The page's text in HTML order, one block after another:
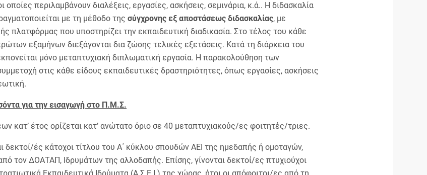
οποίες περιλαμβάνουν διαλέξεις, εργασίες, ασκήσεις, σεμινάρια, κ.ά.. Η διδασκαλία
με τη μέθοδο της σύγχρονης εξ αποστάσεως διδασκαλίας, με
πλατφόρμας που υποστηρίζει την εκπαιδευτική διαδικασία. Στο τέλος του κάθε
εξαμήνων διεξάγονται δια ζώσης τελικές εξετάσεις. Κατά τη διάρκεια του
μόνο μεταπτυχιακή διπλωματική εργασία. Η παρακολούθηση των
στις κάθε είδους εκπαιδευτικές δραστηριότητες, όπως εργασίες, ασκήσεις
για την εισαγωγή στο Π.Μ.Σ.
κατ’ έτος ορίζεται κατ’ ανώτατο όριο σε 40 μεταπτυχιακούς/ες φοιτητές/τριες.
δεκτοί/ές κάτοχοι τίτλου του Α΄ κύκλου σπουδών ΑΕΙ της ημεδαπής ή ομοταγών,
τον ΔΟΑΤΑΠ, Ιδρυμάτων της αλλοδαπής. Επίσης, γίνονται δεκτοί/ες πτυχιούχοι